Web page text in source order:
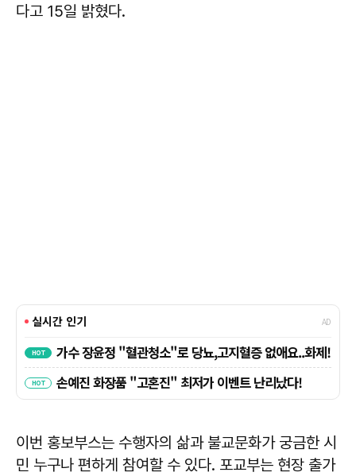
다고 15일 밝혔다.
이번 홍보부스는 수행자의 삶과 불교문화가 궁금한 시
민 누구나 편하게 참여할 수 있다. 포교부는 현장 출가